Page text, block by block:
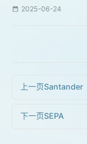
2025-06-24
上一页Santander
下一页SEPA